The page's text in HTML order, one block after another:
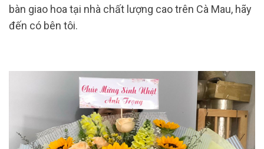
bàn giao hoa tại nhà chất lượng cao trên Cà Mau, hãy
đến có bên tôi.